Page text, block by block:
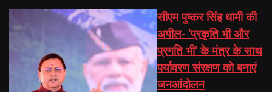
सीएम पुष्कर सिंह धामी की
अपील- ‘प्रकृति भी और
प्रगति भी’ के मंत्र के साथ
पर्यावरण संरक्षण को बनाएं
जनआंदोलन